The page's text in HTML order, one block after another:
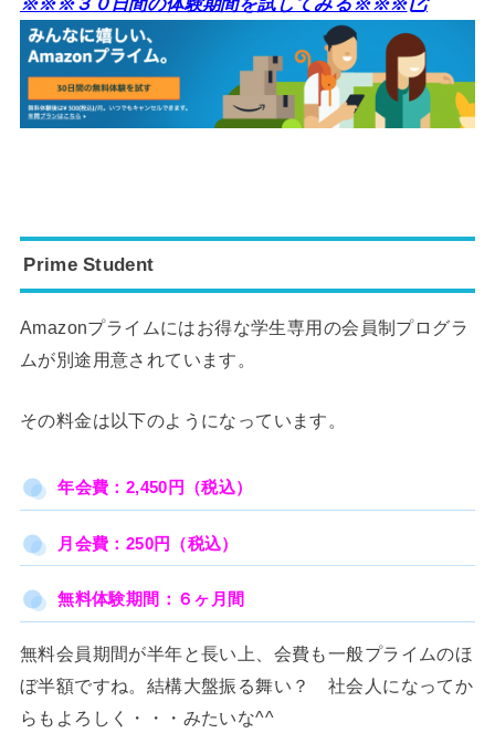
Prime Student
Amazonプライムにはお得な学生専用の会員制プログラ
ムが別途用意されています。
その料金は以下のようになっています。
年会費：2,450円（税込）
月会費：250円（税込）
無料体験期間：６ヶ月間
無料会員期間が半年と長い上、会費も一般プライムのほ
ぼ半額ですね。結構大盤振る舞い？ 社会人になってか
らもよろしく・・・みたいな^^